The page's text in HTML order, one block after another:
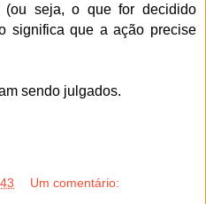
(ou seja, o que for decidido
significa que a ação precise
sendo julgados.
Um comentário: